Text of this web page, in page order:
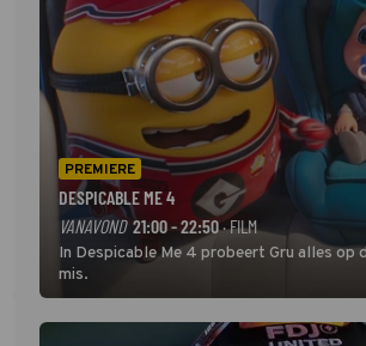
PREMIERE
DESPICABLE ME 4
VANAVOND 21:00 - 22:50· FILM
In Despicable Me 4 probeert Gru alles op
mis.